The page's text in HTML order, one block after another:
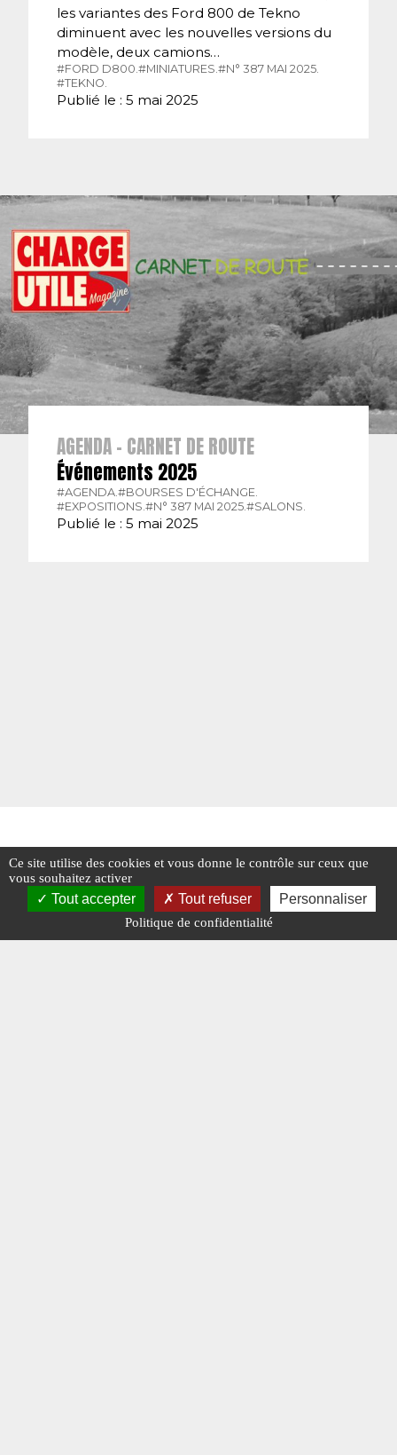
les variantes des Ford 800 de Tekno
diminuent avec les nouvelles versions du
modèle, deux camions…
#FORD D800.#MINIATURES.#N° 387 MAI 2025.
#TEKNO.
Publié le : 5 mai 2025
AGENDA - CARNET DE ROUTE
Événements 2025
#AGENDA. #BOURSES D'ÉCHANGE.
#EXPOSITIONS. #N° 387 MAI 2025. #SALONS.
Publié le : 5 mai 2025
Ce site utilise des cookies et vous donne le contrôle sur ceux que
vous souhaitez activer
Tout accepter Tout refuser Personnaliser
Politique de confidentialité